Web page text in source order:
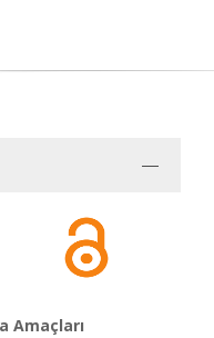
Amaçları